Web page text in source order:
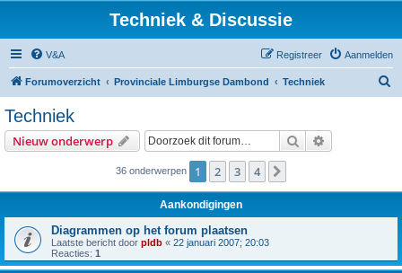
Techniek & Discussie
V&A Aanmelden
Registreer
Forumoverzicht Provinciale Limburgse Dambond Techniek
Techniek
Nieuw onderwerp Zoek
36 onderwerpen 1 2 3 4
Aankondigingen
Diagrammen op het forum plaatsen
Laatste bericht door pldb « 22 januari 2007; 20:03
Reacties: 1